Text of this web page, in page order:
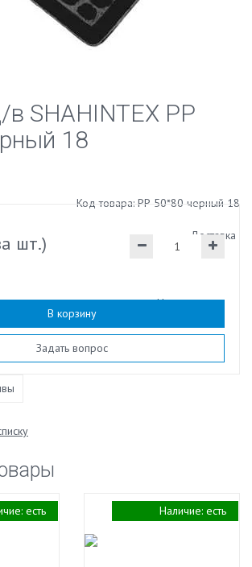
в SHAHINTEX РР
18
Наличие:есть
Код товара: РР 50*80 черный 18
Доставка
шт.)
В корзину
Задать вопрос
есть Наличие: есть